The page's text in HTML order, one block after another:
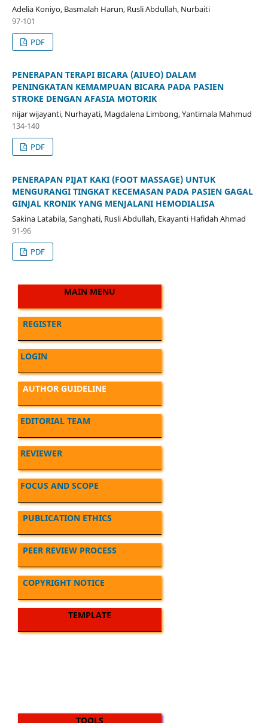
Adelia Koniyo, Basmalah Harun, Rusli Abdullah, Nurbaiti
97-101
PDF
PENERAPAN TERAPI BICARA (AIUEO) DALAM
PENINGKATAN KEMAMPUAN BICARA PADA PASIEN
STROKE DENGAN AFASIA MOTORIK
nijar wijayanti, Nurhayati, Magdalena Limbong, Yantimala Mahmud
134-140
PDF
PENERAPAN PIJAT KAKI (FOOT MASSAGE) UNTUK
MENGURANGI TINGKAT KECEMASAN PADA PASIEN GAGAL
GINJAL KRONIK YANG MENJALANI HEMODIALISA
Sakina Latabila, Sanghati, Rusli Abdullah, Ekayanti Hafidah Ahmad
91-96
PDF
MAIN MENU
REGISTER
LOGIN
AUTHOR GUIDELINE
EDITORIAL TEAM
REVIEWER
FOCUS AND SCOPE
PUBLICATION ETHICS
PEER REVIEW PROCESS
COPYRIGHT NOTICE
TEMPLATE
TOOLS